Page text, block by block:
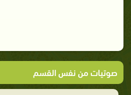
صوتيات من نفس القسم